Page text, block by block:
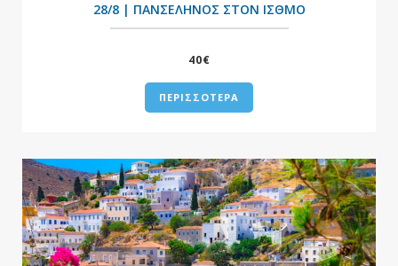
28/8 | ΠΑΝΣΕΛΗΝΟΣ ΣΤΟΝ ΙΣΘΜΟ
40€
ΠΕΡΙΣΣΟΤΕΡΑ